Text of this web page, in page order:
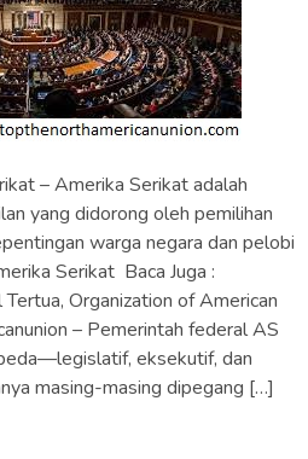
– Amerika Serikat adalah
yang didorong oleh pemilihan
warga negara dan pelobi
Serikat Baca Juga :
Organization of American
– Pemerintah federal AS
eksekutif, dan
masing-masing dipegang […]